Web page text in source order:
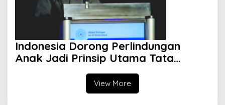
Indonesia Dorong Perlindungan
Anak Jadi Prinsip Utama Tata
Kelola AI Global
View More